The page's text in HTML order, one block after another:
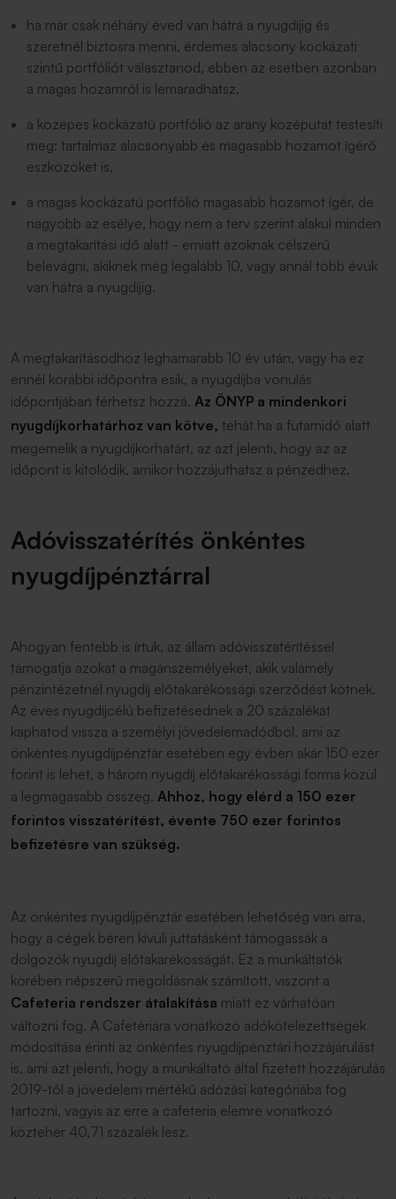
ha már csak néhány éved van hátra a nyugdíjig és
szeretnél biztosra menni, érdemes alacsony kockázati
szintű portfóliót választanod, ebben az esetben azonban
a magas hozamról is lemaradhatsz,
a közepes kockázatú portfólió az arany középutat testesíti
meg: tartalmaz alacsonyabb és magasabb hozamot ígérő
eszközöket is,
a magas kockázatú portfólió magasabb hozamot ígér, de
nagyobb az esélye, hogy nem a terv szerint alakul minden
a megtakarítási idő alatt - emiatt azoknak célszerű
belevágni, akiknek még legalább 10, vagy annál több évük
van hátra a nyugdíjig.
A megtakarításodhoz leghamarabb 10 év után, vagy ha ez
ennél korábbi időpontra esik, a nyugdíjba vonulás
időpontjában férhetsz hozzá. Az ÖNYP a mindenkori
nyugdíjkorhatárhoz van kötve, tehát ha a futamidő alatt
megemelik a nyugdíjkorhatárt, az azt jelenti, hogy az az
időpont is kitolódik, amikor hozzájuthatsz a pénzedhez.
Adóvisszatérítés önkéntes
nyugdíjpénztárral
Ahogyan fentebb is írtuk, az állam adóvisszatérítéssel
támogatja azokat a magánszemélyeket, akik valamely
pénzintézetnél nyugdíj előtakarékossági szerződést kötnek.
Az éves nyugdíjcélú befizetésednek a 20 százalékát
kaphatod vissza a személyi jövedelemadódból, ami az
önkéntes nyugdíjpénztár esetében egy évben akár 150 ezer
forint is lehet, a három nyugdíj előtakarékossági forma közül
a legmagasabb összeg. Ahhoz, hogy elérd a 150 ezer
forintos visszatérítést, évente 750 ezer forintos
befizetésre van szükség.
Az önkéntes nyugdíjpénztár esetében lehetőség van arra,
hogy a cégek béren kívüli juttatásként támogassák a
dolgozók nyugdíj előtakarékosságát. Ez a munkáltatók
körében népszerű megoldásnak számított, viszont a
Cafeteria rendszer átalakítása miatt ez várhatóan
változni fog. A Cafetériára vonatkozó adókötelezettségek
módosítása érinti az önkéntes nyugdíjpénztári hozzájárulást
is, ami azt jelenti, hogy a munkáltató által fizetett hozzájárulás
2019-től a jövedelem mértékű adózási kategóriába fog
tartozni, vagyis az erre a cafeteria elemre vonatkozó
közteher 40,71 százalék lesz.